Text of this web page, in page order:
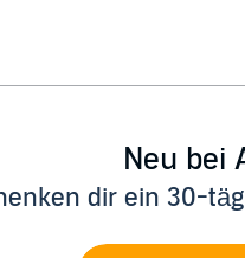
Neu bei
dir ein 30-